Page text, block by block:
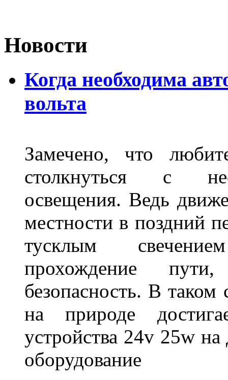
Новости
Когда необходима
вольта
Замечено, что
столкнуться с
освещения. Ведь
местности в поздний
тусклым
прохождение
безопасность. В
на природе
устройства 24v 25w
оборудование